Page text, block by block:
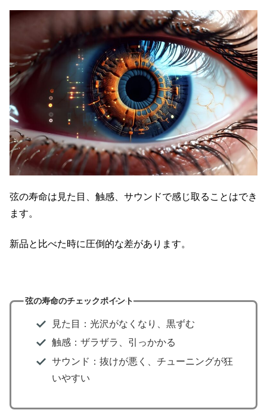
弦の寿命は見た目、触感、サウンドで感じ取ることはでき
ます。
新品と比べた時に圧倒的な差があります。
弦の寿命のチェックポイント
見た目：光沢がなくなり、黒ずむ
触感：ザラザラ、引っかかる
サウンド：抜けが悪く、チューニングが狂
いやすい